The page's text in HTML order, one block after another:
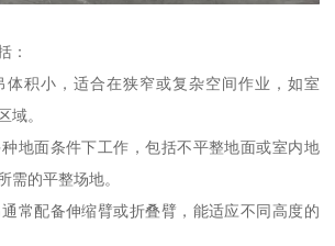
：
体积小，适合在狭窄或复杂空间作业，如室
域。
地面条件下工作，包括不平整地面或室内地
需的平整场地。
常配备伸缩臂或折叠臂，能适应不同高度的